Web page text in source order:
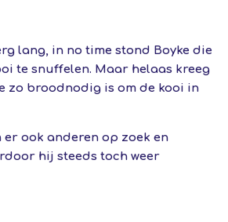
lang, in no time stond Boyke die
te snuffelen. Maar helaas kreeg
zo broodnodig is om de kooi in
er ook anderen op zoek en
hij steeds toch weer